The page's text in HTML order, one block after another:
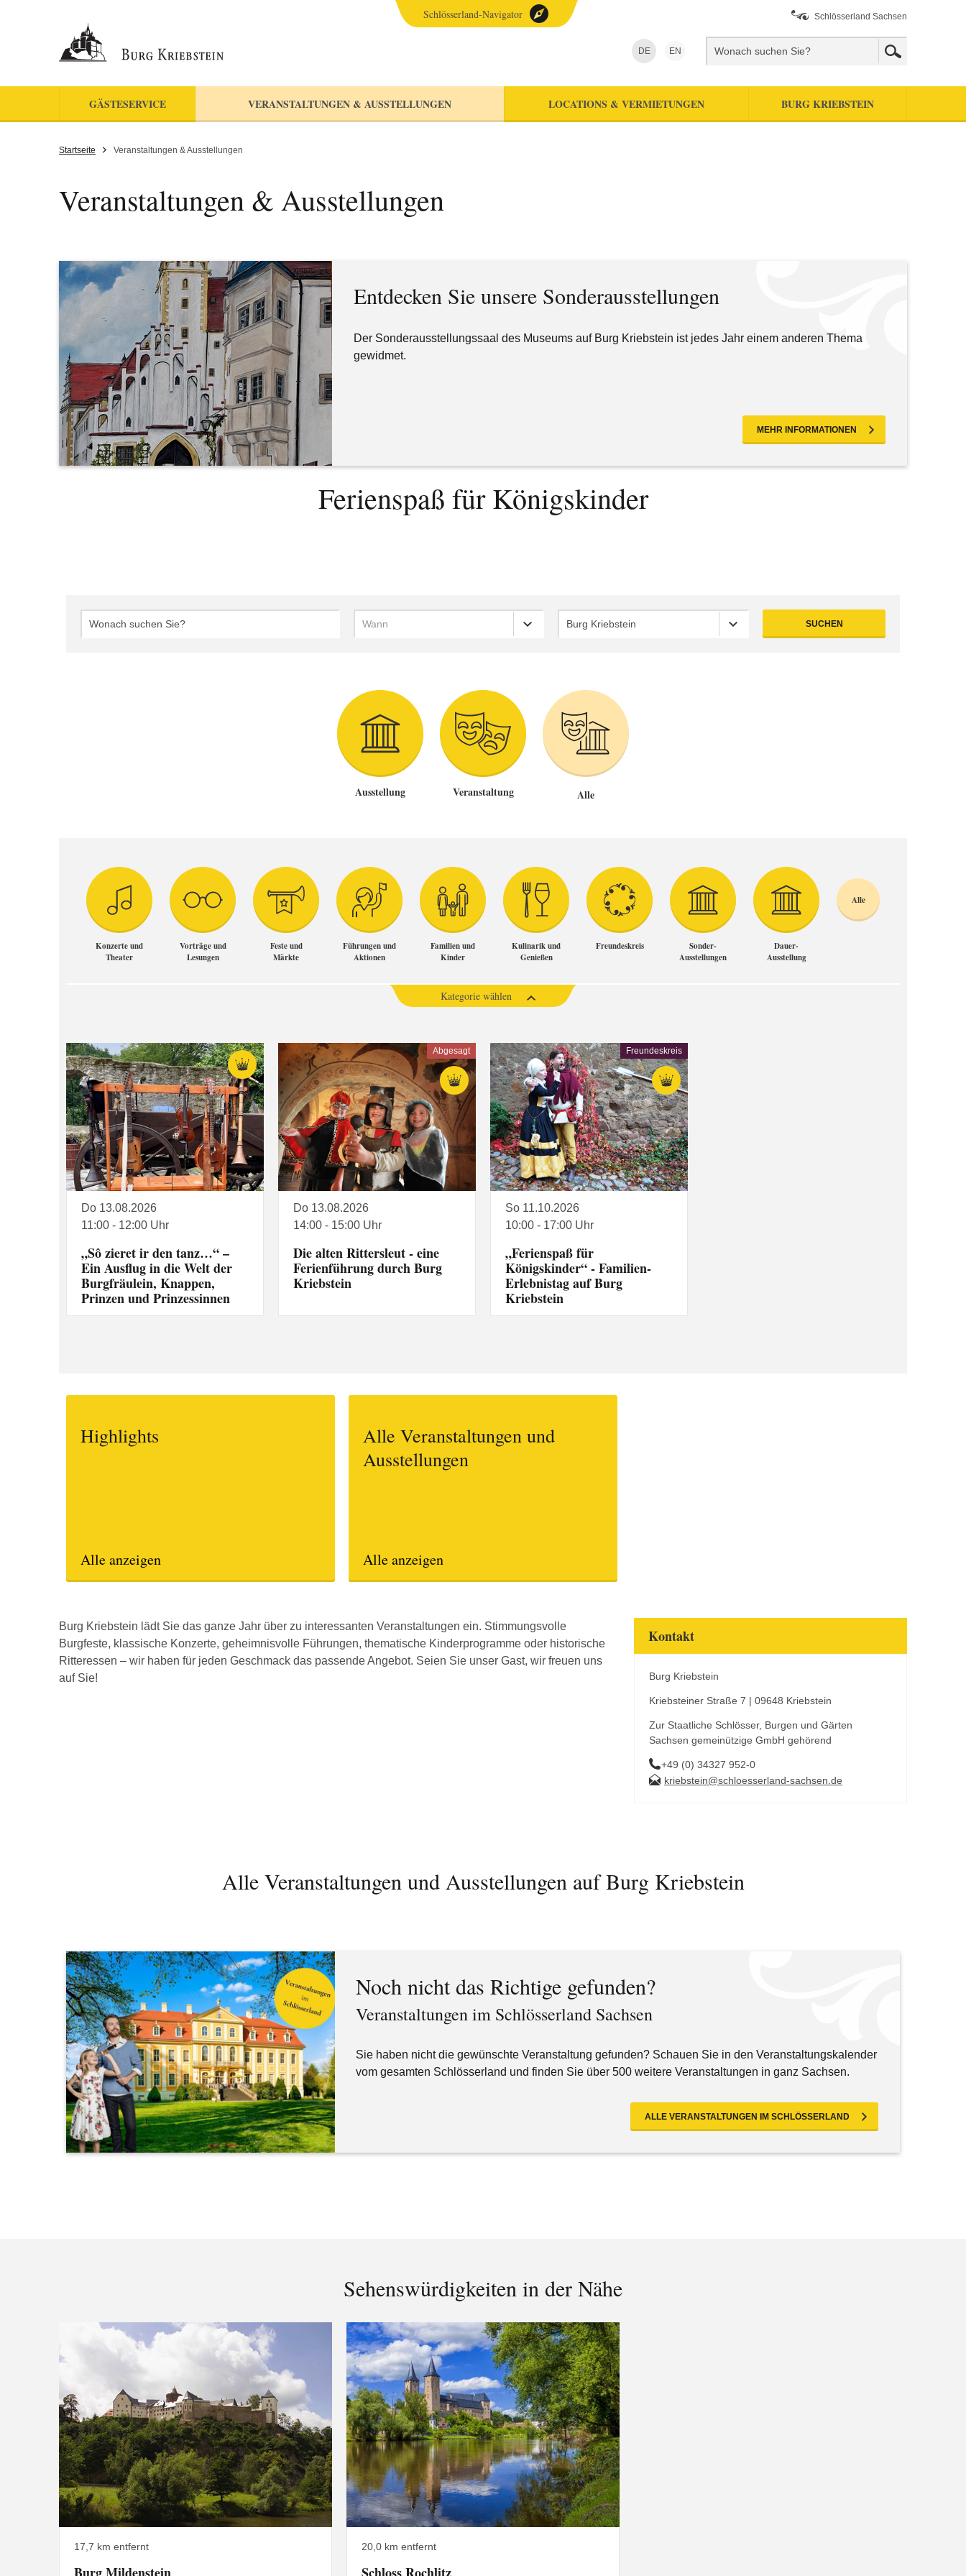
Schlösserland Sachsen
DE EN
GÄSTESERVICE VERANSTALTUNGEN & AUSSTELLUNGEN LOCATIONS & VERMIETUNGEN BURG KRIEBSTEIN
Schlösserland-Navigator
Startseite Veranstaltungen & Ausstellungen
Veranstaltungen & Ausstellungen
Entdecken Sie unsere Sonderausstellungen
Der Sonderausstellungssaal des Museums auf Burg Kriebstein ist jedes Jahr einem anderen Thema
gewidmet.
MEHR INFORMATIONEN
Ferienspaß für Königskinder
Wann Burg Kriebstein SUCHEN
Ausstellung Veranstaltung Alle
Konzerte und
Theater
Vorträge und
Lesungen
Feste und
Märkte
Führungen und
Aktionen
Familien und
Kinder
Kulinarik und
Genießen
Freundeskreis
Sonder-
Ausstellungen
Dauer-
Ausstellung
Alle
Kategorie wählen
Do 13.08.2026
11:00 - 12:00 Uhr
„Sô zieret ir den tanz…“ –
Ein Ausflug in die Welt der
Burgfräulein, Knappen,
Prinzen und Prinzessinnen
Abgesagt
Do 13.08.2026
14:00 - 15:00 Uhr
Die alten Rittersleut - eine
Ferienführung durch Burg
Kriebstein
Freundeskreis
So 11.10.2026
10:00 - 17:00 Uhr
„Ferienspaß für
Königskinder“ - Familien-
Erlebnistag auf Burg
Kriebstein
Highlights
Alle anzeigen
Alle Veranstaltungen und
Ausstellungen
Alle anzeigen
Burg Kriebstein lädt Sie das ganze Jahr über zu interessanten Veranstaltungen ein. Stimmungsvolle
Burgfeste, klassische Konzerte, geheimnisvolle Führungen, thematische Kinderprogramme oder historische
Ritteressen – wir haben für jeden Geschmack das passende Angebot. Seien Sie unser Gast, wir freuen uns
auf Sie!
Kontakt
Burg Kriebstein
Kriebsteiner Straße 7 | 09648 Kriebstein
Zur Staatliche Schlösser, Burgen und Gärten
Sachsen gemeinützige GmbH gehörend
+49 (0) 34327 952-0
kriebstein@schloesserland-sachsen.de
Alle Veranstaltungen und Ausstellungen auf Burg Kriebstein
Noch nicht das Richtige gefunden?
Veranstaltungen im Schlösserland Sachsen
Sie haben nicht die gewünschte Veranstaltung gefunden? Schauen Sie in den Veranstaltungskalender
vom gesamten Schlösserland und finden Sie über 500 weitere Veranstaltungen in ganz Sachsen.
ALLE VERANSTALTUNGEN IM SCHLÖSSERLAND
Sehenswürdigkeiten in der Nähe
17,7 km entfernt 20,0 km entfernt